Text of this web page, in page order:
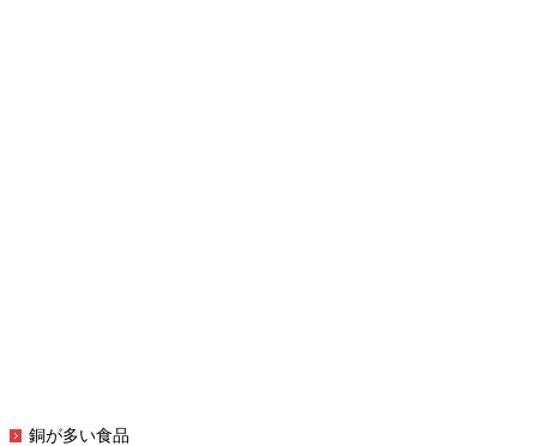
銅が多い食品